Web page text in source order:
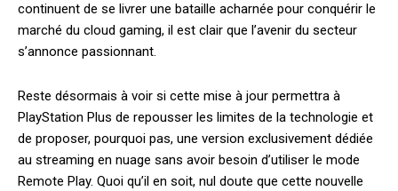
continuent de se livrer une bataille acharnée pour conquérir le
marché du cloud gaming, il est clair que l’avenir du secteur
s’annonce passionnant.
Reste désormais à voir si cette mise à jour permettra à
PlayStation Plus de repousser les limites de la technologie et
de proposer, pourquoi pas, une version exclusivement dédiée
au streaming en nuage sans avoir besoin d’utiliser le mode
Remote Play. Quoi qu’il en soit, nul doute que cette nouvelle